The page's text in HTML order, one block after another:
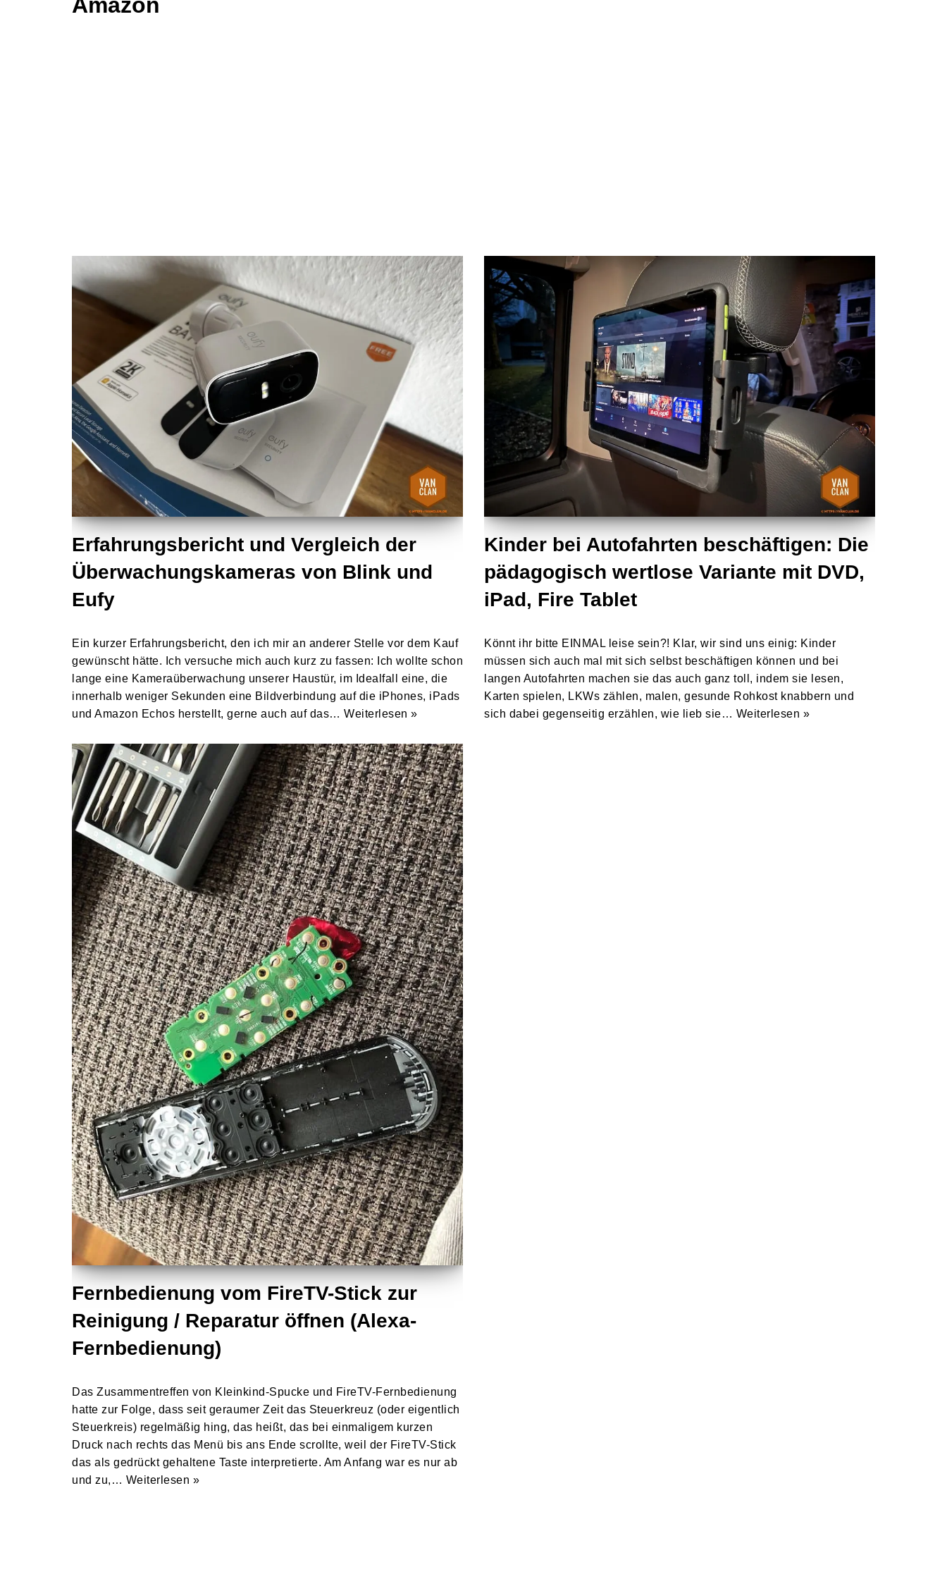
Amazon
Erfahrungsbericht und Vergleich der
Überwachungskameras von Blink und
Eufy
Ein kurzer Erfahrungsbericht, den ich mir an anderer Stelle vor dem Kauf
gewünscht hätte. Ich versuche mich auch kurz zu fassen: Ich wollte schon
lange eine Kameraüberwachung unserer Haustür, im Idealfall eine, die
innerhalb weniger Sekunden eine Bildverbindung auf die iPhones, iPads
und Amazon Echos herstellt, gerne auch auf das… Weiterlesen »
Kinder bei Autofahrten beschäftigen: Die
pädagogisch wertlose Variante mit DVD,
iPad, Fire Tablet
Könnt ihr bitte EINMAL leise sein?! Klar, wir sind uns einig: Kinder
müssen sich auch mal mit sich selbst beschäftigen können und bei
langen Autofahrten machen sie das auch ganz toll, indem sie lesen,
Karten spielen, LKWs zählen, malen, gesunde Rohkost knabbern und
sich dabei gegenseitig erzählen, wie lieb sie… Weiterlesen »
Fernbedienung vom FireTV-Stick zur
Reinigung / Reparatur öffnen (Alexa-
Fernbedienung)
Das Zusammentreffen von Kleinkind-Spucke und FireTV-Fernbedienung
hatte zur Folge, dass seit geraumer Zeit das Steuerkreuz (oder eigentlich
Steuerkreis) regelmäßig hing, das heißt, das bei einmaligem kurzen
Druck nach rechts das Menü bis ans Ende scrollte, weil der FireTV-Stick
das als gedrückt gehaltene Taste interpretierte. Am Anfang war es nur ab
und zu,… Weiterlesen »